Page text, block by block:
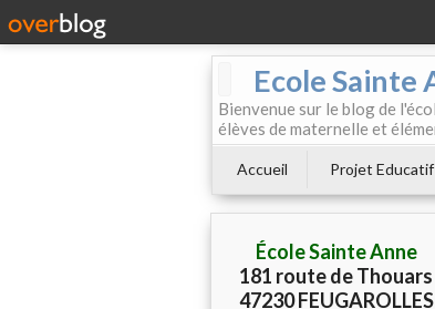
Ecole Sainte
Bienvenue sur le blog de
élèves de maternelle et
Accueil Projet Educatif
École Sainte Anne
181 route de Thouars
47230 FEUGAROLLES